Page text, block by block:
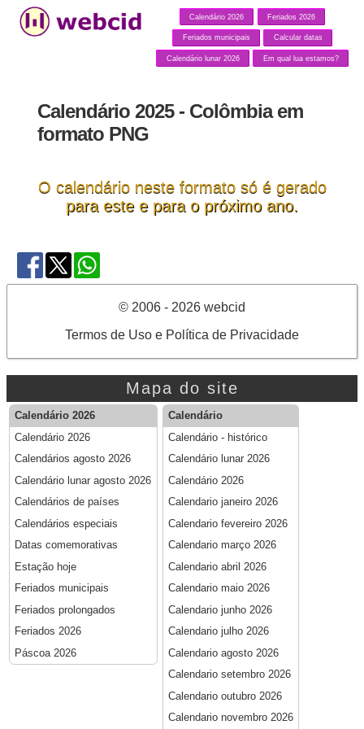
Calendário 2026 Feriados 2026
Feriados municipais Calcular datas
Calendário lunar 2026 Em qual lua estamos?
Calendário 2025 - Colômbia em
formato PNG
O calendário neste formato só é gerado
para este e para o próximo ano.
© 2006 - 2026 webcid
Termos de Uso e Política de Privacidade
Mapa do site
Calendário 2026
Calendário 2026
Calendários agosto 2026
Calendário lunar agosto 2026
Calendários de países
Calendários especiais
Datas comemorativas
Estação hoje
Feriados municipais
Feriados prolongados
Feriados 2026
Páscoa 2026
Calendário
Calendário - histórico
Calendário lunar 2026
Calendário 2026
Calendario janeiro 2026
Calendario fevereiro 2026
Calendario março 2026
Calendario abril 2026
Calendario maio 2026
Calendario junho 2026
Calendario julho 2026
Calendario agosto 2026
Calendario setembro 2026
Calendario outubro 2026
Calendario novembro 2026